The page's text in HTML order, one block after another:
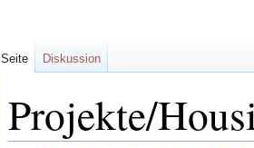
Projekte/
Seite Diskussion